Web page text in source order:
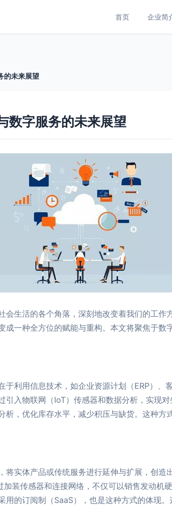
首页 企业简
的未来展望
数字服务的未来展望
生活的各个角落，深刻地改变着我们的工作
一种全方位的赋能与重构。本文将聚焦于
利用信息技术，如企业资源计划（ERP）、
入物联网（IoT）传感器和数据分析，实现
，优化库存水平，减少积压与缺货。这种方
实体产品或传统服务进行延伸与扩展，创造
装传感器和连接网络，不仅可以销售发动机
的订阅制（SaaS），也是这种方式的体现